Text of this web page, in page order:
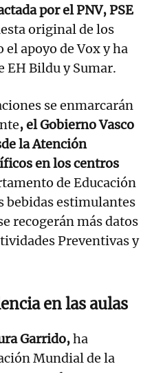
por el PNV, PSE
original de los
apoyo de Vox y ha
EH Bildu y Sumar.
se enmarcarán
, el Gobierno Vasco
la Atención
en los centros
de Educación
bebidas estimulantes
recogerán más datos
Preventivas y
en las aulas
Garrido,ha
Mundial de la